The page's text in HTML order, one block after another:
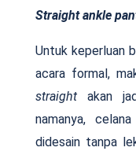
Straight ankle
Untuk keperluan
acara formal,
straight akan
namanya,
didesain tanpa